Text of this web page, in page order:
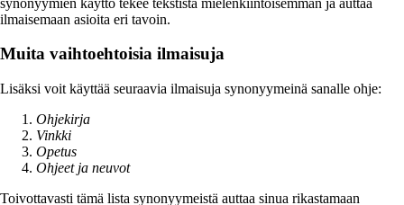
ilmaisemaan asioita eri tavoin.
Muita vaihtoehtoisia ilmaisuja
Lisäksi voit käyttää seuraavia ilmaisuja synonyymeinä sanalle ohje:
Ohjekirja
Vinkki
Opetus
Ohjeet ja neuvot
Toivottavasti tämä lista synonyymeistä auttaa sinua rikastamaan